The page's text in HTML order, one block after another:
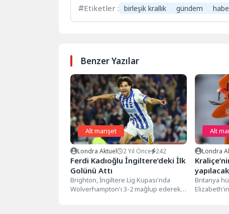
Etiketler : birleşik krallık gündem
Benzer Yazılar
Alt manşet
Londra Aktuel 2 Yıl Önce 242
Ferdi Kadıoğlu İngiltere’deki İlk
Golünü Attı
Brighton, İngiltere Lig Kupası'nda
Wolverhampton'ı 3-2 mağlup ederek
Alt
Londra
Britanya